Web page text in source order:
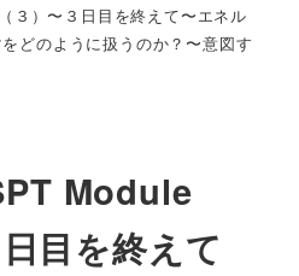
３）〜３日目を終えて〜エネル
どのように扱うのか？〜意図す
Module
目を終えて